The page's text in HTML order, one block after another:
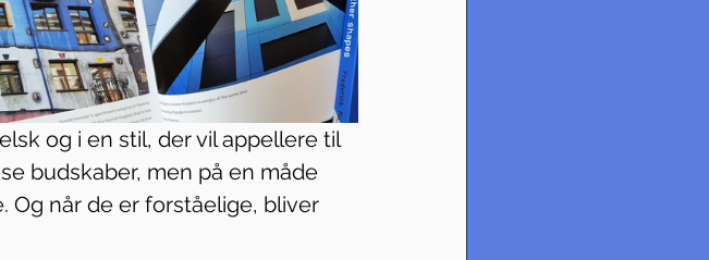
og i en stil, der vil appellere til
budskaber, men på en måde
Og når de er forståelige, bliver